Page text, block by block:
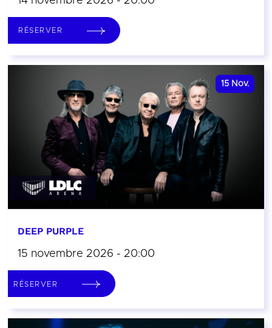
RÉSERVER
15 Nov.
DEEP PURPLE
15 novembre 2026 - 20:00
RÉSERVER